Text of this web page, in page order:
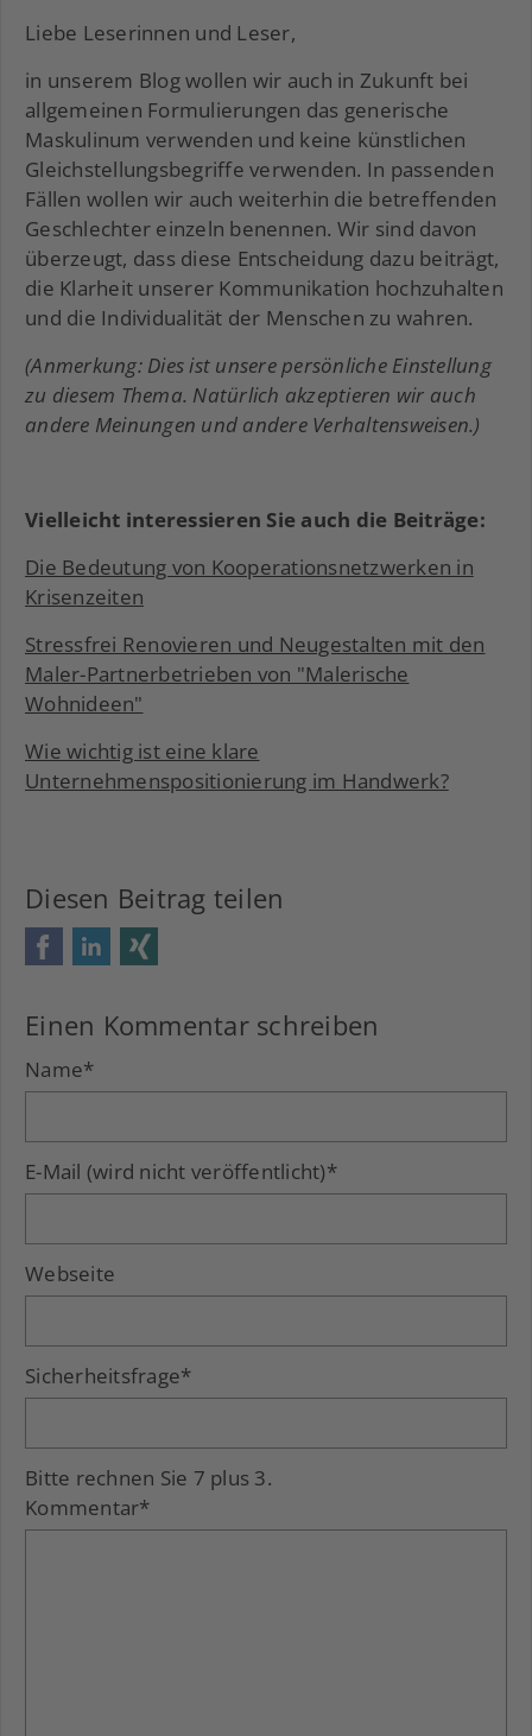
Liebe Leserinnen und Leser,
in unserem Blog wollen wir auch in Zukunft bei
allgemeinen Formulierungen das generische
Maskulinum verwenden und keine künstlichen
Gleichstellungsbegriffe verwenden. In passenden
Fällen wollen wir auch weiterhin die betreffenden
Geschlechter einzeln benennen. Wir sind davon
überzeugt, dass diese Entscheidung dazu beiträgt,
die Klarheit unserer Kommunikation hochzuhalten
und die Individualität der Menschen zu wahren.
(Anmerkung: Dies ist unsere persönliche Einstellung
zu diesem Thema. Natürlich akzeptieren wir auch
andere Meinungen und andere Verhaltensweisen.)
Vielleicht interessieren Sie auch die Beiträge:
Die Bedeutung von Kooperationsnetzwerken in
Krisenzeiten
Stressfrei Renovieren und Neugestalten mit den
Maler-Partnerbetrieben von "Malerische
Wohnideen"
Wie wichtig ist eine klare
Unternehmenspositionierung im Handwerk?
Diesen Beitrag teilen
FacebookLinkedIn
Einen Kommentar schreiben
Name*
E-Mail (wird nicht veröffentlicht)*
Webseite
Sicherheitsfrage*
Bitte rechnen Sie 7 plus 3.
Kommentar*